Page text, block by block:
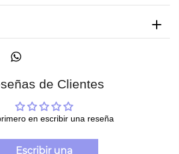
de Clientes
en escribir una reseña
Escribir una